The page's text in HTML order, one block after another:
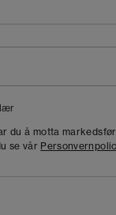
du å motta
se vår